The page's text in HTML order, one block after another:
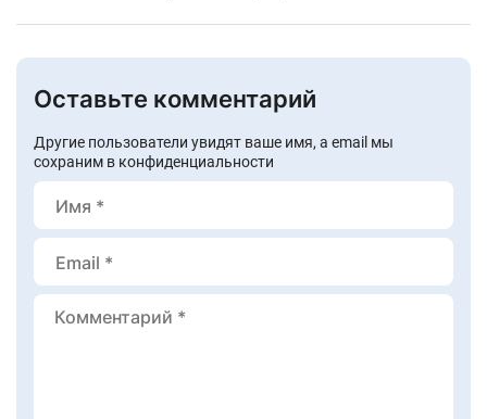
Оставьте комментарий
Другие пользователи увидят ваше имя, а email мы
сохраним в конфиденциальности